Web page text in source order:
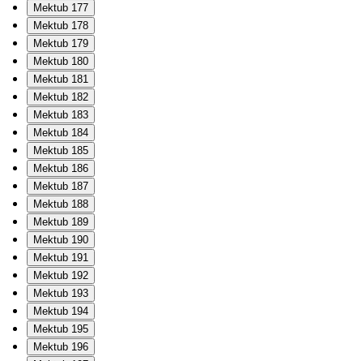
Mektub 177
Mektub 178
Mektub 179
Mektub 180
Mektub 181
Mektub 182
Mektub 183
Mektub 184
Mektub 185
Mektub 186
Mektub 187
Mektub 188
Mektub 189
Mektub 190
Mektub 191
Mektub 192
Mektub 193
Mektub 194
Mektub 195
Mektub 196